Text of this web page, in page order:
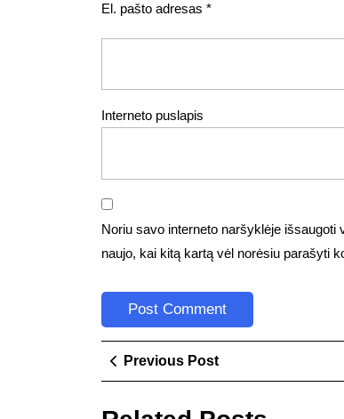
El. pašto adresas *
Interneto puslapis
Noriu savo interneto naršyklėje išsaugoti
naujo, kai kitą kartą vėl norėsiu parašyti
Navigacija
tarp
Previous PostPrevious
Post